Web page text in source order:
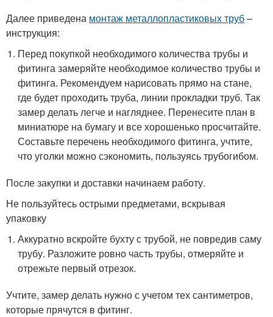
Далее приведена монтаж металлопластиковых труб–
инструкция:
Перед покупкой необходимого количества трубы и
фитинга замеряйте необходимое количество трубы и
фитинга. Рекомендуем нарисовать прямо на стане,
где будет проходить труба, линии прокладки труб. Так
замер делать легче и нагляднее. Перенесите план в
миниатюре на бумагу и все хорошенько просчитайте.
Составьте перечень необходимого фитинга, учтите,
что уголки можно сэкономить, пользуясь трубогибом.
После закупки и доставки начинаем работу.
Не пользуйтесь острыми предметами, вскрывая
упаковку
Аккуратно вскройте бухту с трубой, не повредив саму
трубу. Разложите ровно часть трубы, отмеряйте и
отрежьте первый отрезок.
Учтите, замер делать нужно с учетом тех сантиметров,
которые прячутся в фитинг.